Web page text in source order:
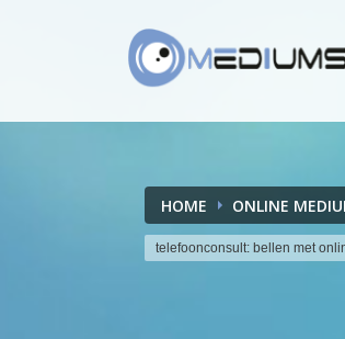
HOME ONLINE
telefoonconsult: bellen met